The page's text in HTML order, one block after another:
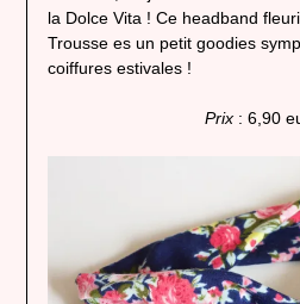
la Dolce Vita ! Ce headband
Trousse es un petit goodies
coiffures estivales !
Prix : 6,90